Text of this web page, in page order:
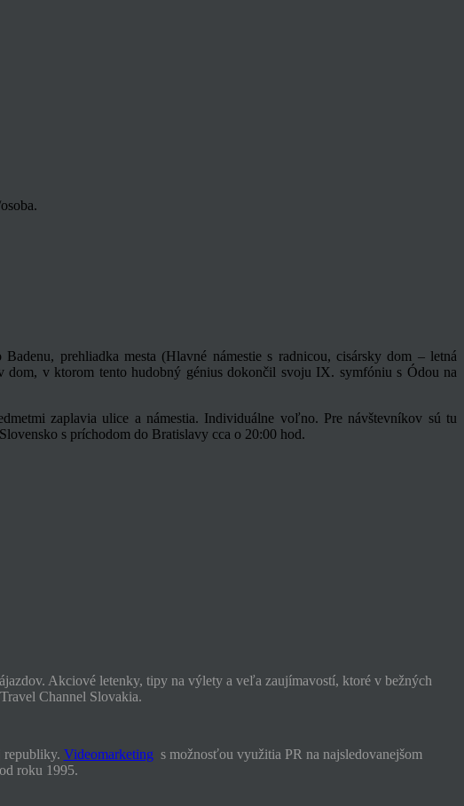
prehliadka mesta (Hlavné námestie s radnicou, cisársky dom – letná
dom, v ktorom tento hudobný génius dokončil svoju IX. symfóniu s Ódou na
zaplavia ulice a námestia. Individuálne voľno. Pre návštevníkov sú tu
s príchodom do Bratislavy cca o 20:00 hod.
Akciové letenky, tipy na výlety a veľa zaujímavostí, ktoré v bežných
Channel Slovakia.
republiky. Videomarketing s možnosťou využitia PR na najsledovanejšom
roku 1995.